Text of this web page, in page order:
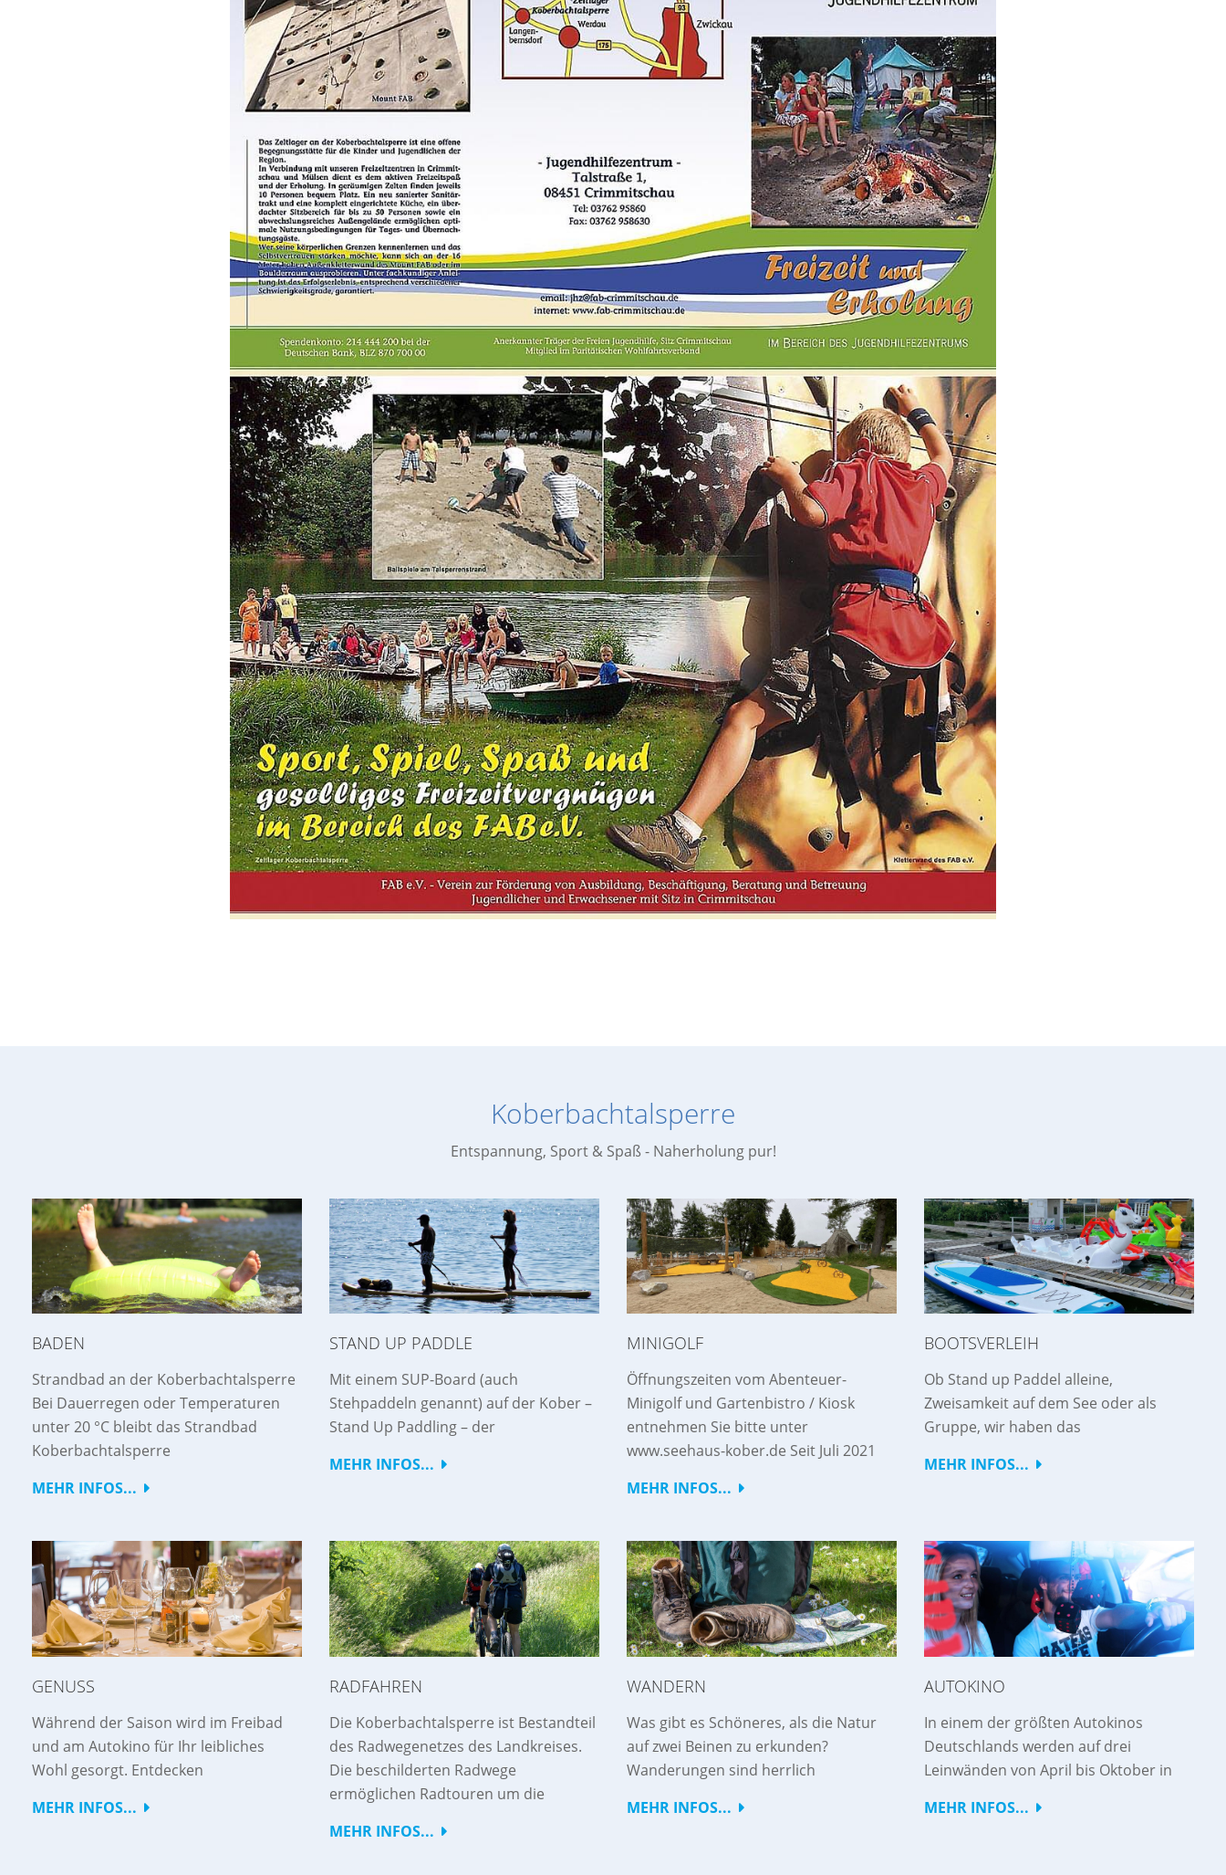
Koberbachtalsperre
Entspannung, Sport & Spaß - Naherholung pur!
BADEN
Strandbad an der Koberbachtalsperre
Bei Dauerregen oder Temperaturen
unter 20 °C bleibt das Strandbad
Koberbachtalsperre
MEHR INFOS...
STAND UP PADDLE
Mit einem SUP-Board (auch
Stehpaddeln genannt) auf der Kober –
Stand Up Paddling – der
MEHR INFOS...
MINIGOLF
Öffnungszeiten vom Abenteuer-
Minigolf und Gartenbistro / Kiosk
entnehmen Sie bitte unter
www.seehaus-kober.de Seit Juli 2021
MEHR INFOS...
BOOTSVERLEIH
Ob Stand up Paddel alleine,
Zweisamkeit auf dem See oder als
Gruppe, wir haben das
MEHR INFOS...
GENUSS
Während der Saison wird im Freibad
und am Autokino für Ihr leibliches
Wohl gesorgt. Entdecken
MEHR INFOS...
RADFAHREN
Die Koberbachtalsperre ist Bestandteil
des Radwegenetzes des Landkreises.
Die beschilderten Radwege
ermöglichen Radtouren um die
MEHR INFOS...
WANDERN
Was gibt es Schöneres, als die Natur
auf zwei Beinen zu erkunden?
Wanderungen sind herrlich
MEHR INFOS...
AUTOKINO
In einem der größten Autokinos
Deutschlands werden auf drei
Leinwänden von April bis Oktober in
MEHR INFOS...